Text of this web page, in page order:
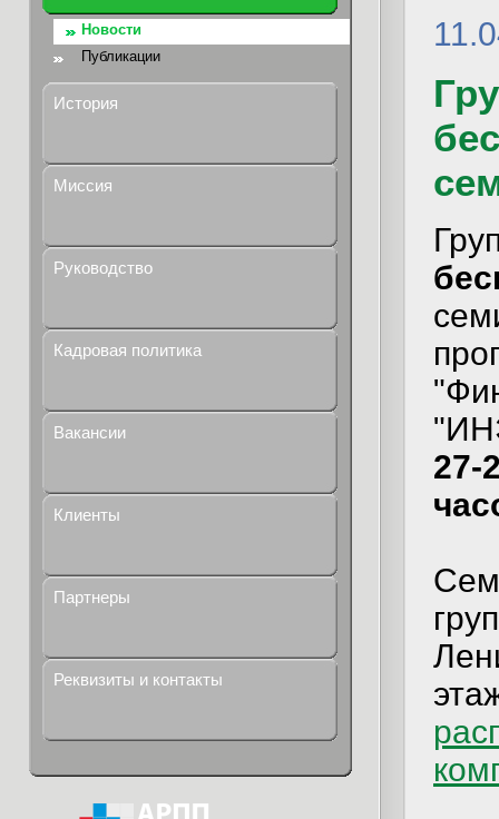
Новости
Публикации
История
Миссия
Руководство
Кадровая политика
Вакансии
Клиенты
Партнеры
Реквизиты и контакты
27-